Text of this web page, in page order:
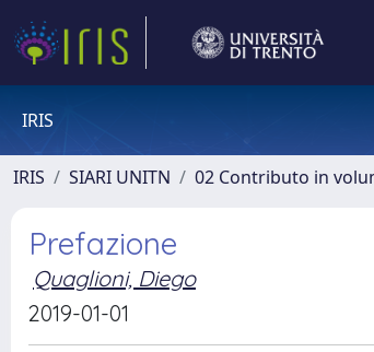
IRIS
IRIS SIARI UNITN 02 Contributo in
Prefazione
Quaglioni, Diego
2019-01-01